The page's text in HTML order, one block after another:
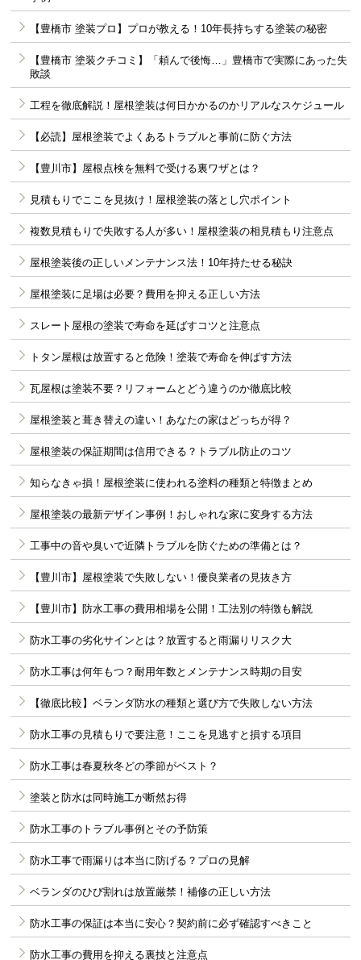
【豊橋市 塗装プロ】プロが教える！10年長持ちする塗装の秘密
【豊橋市 塗装クチコミ】「頼んで後悔…」豊橋市で実際にあった失
敗談
工程を徹底解説！屋根塗装は何日かかるのかリアルなスケジュール
【必読】屋根塗装でよくあるトラブルと事前に防ぐ方法
【豊川市】屋根点検を無料で受ける裏ワザとは？
見積もりでここを見抜け！屋根塗装の落とし穴ポイント
複数見積もりで失敗する人が多い！屋根塗装の相見積もり注意点
屋根塗装後の正しいメンテナンス法！10年持たせる秘訣
屋根塗装に足場は必要？費用を抑える正しい方法
スレート屋根の塗装で寿命を延ばすコツと注意点
トタン屋根は放置すると危険！塗装で寿命を伸ばす方法
瓦屋根は塗装不要？リフォームとどう違うのか徹底比較
屋根塗装と葺き替えの違い！あなたの家はどっちが得？
屋根塗装の保証期間は信用できる？トラブル防止のコツ
知らなきゃ損！屋根塗装に使われる塗料の種類と特徴まとめ
屋根塗装の最新デザイン事例！おしゃれな家に変身する方法
工事中の音や臭いで近隣トラブルを防ぐための準備とは？
【豊川市】屋根塗装で失敗しない！優良業者の見抜き方
【豊川市】防水工事の費用相場を公開！工法別の特徴も解説
防水工事の劣化サインとは？放置すると雨漏りリスク大
防水工事は何年もつ？耐用年数とメンテナンス時期の目安
【徹底比較】ベランダ防水の種類と選び方で失敗しない方法
防水工事の見積もりで要注意！ここを見逃すと損する項目
防水工事は春夏秋冬どの季節がベスト？
塗装と防水は同時施工が断然お得
防水工事のトラブル事例とその予防策
防水工事で雨漏りは本当に防げる？プロの見解
ベランダのひび割れは放置厳禁！補修の正しい方法
防水工事の保証は本当に安心？契約前に必ず確認すべきこと
防水工事の費用を抑える裏技と注意点